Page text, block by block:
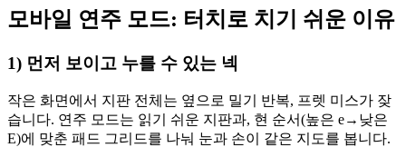
모바일 연주 모드: 터치로 치기 쉬운 이유
1) 먼저 보이고 누를 수 있는 넥
작은 화면에서 지판 전체는 옆으로 밀기 반복, 프렛 미스가 잦
습니다. 연주 모드는 읽기 쉬운 지판과, 현 순서(높은 e→낮은
E)에 맞춘 패드 그리드를 나눠 눈과 손이 같은 지도를 봅니다.